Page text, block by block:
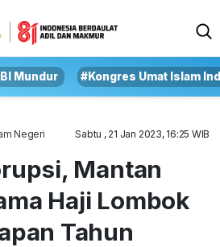
Mundur #Kongres Umat Islam
Negeri Sabtu , 21 Jan 2023, 16:25 WIB
Mantan
Haji Lombok
Tahun